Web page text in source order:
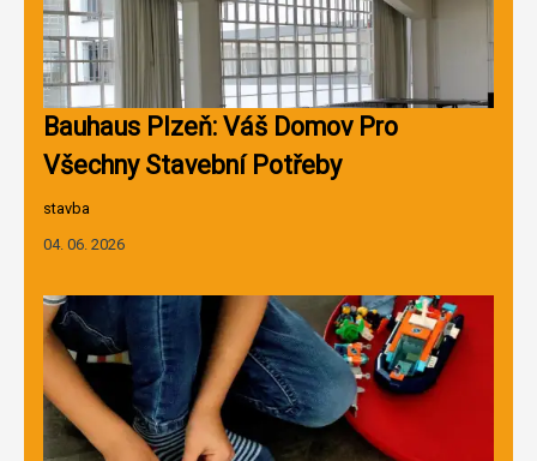
Bauhaus Plzeň: Váš Domov Pro
Všechny Stavební Potřeby
stavba
04. 06. 2026